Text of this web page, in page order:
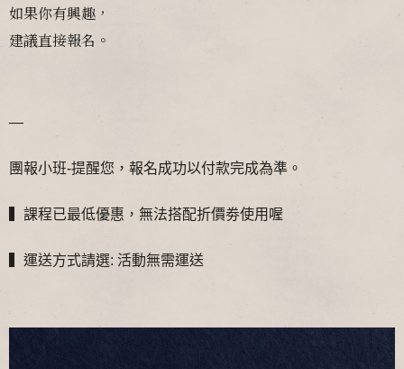
如果你有興趣，
建議直接報名。
—
團報小班-提醒您，報名成功以付款完成為準。
▍課程已最低優惠，無法搭配折價劵使用喔
▍運送方式請選: 活動無需運送